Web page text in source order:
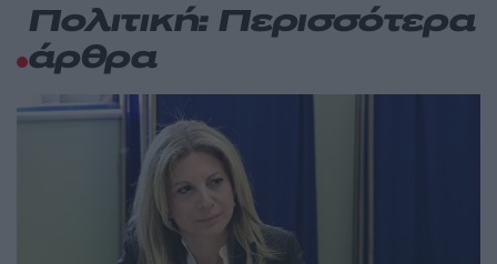
Πολιτική: Περισσότερα
άρθρα